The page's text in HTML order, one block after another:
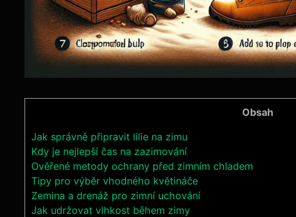
Obsah
Jak správně připravit lilie na zimu
Kdy je nejlepší čas na zazimování
Ověřené metody ochrany před zimním chladem
Tipy pro výběr vhodného květináče
Zemina a drenáž pro zimní uchování
Jak udržovat vlhkost během zimy